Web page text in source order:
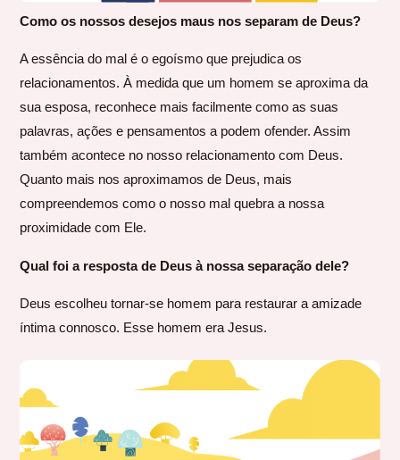
Como os nossos desejos maus nos separam de Deus?
A essência do mal é o egoísmo que prejudica os
relacionamentos. À medida que um homem se aproxima da
sua esposa, reconhece mais facilmente como as suas
palavras, ações e pensamentos a podem ofender. Assim
também acontece no nosso relacionamento com Deus.
Quanto mais nos aproximamos de Deus, mais
compreendemos como o nosso mal quebra a nossa
proximidade com Ele.
Qual foi a resposta de Deus à nossa separação dele?
Deus escolheu tornar-se homem para restaurar a amizade
íntima connosco. Esse homem era Jesus.